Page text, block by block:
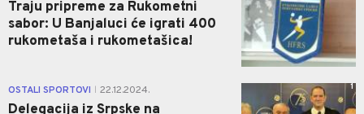
Traju pripreme za Rukometni
sabor: U Banjaluci će igrati 400
rukometaša i rukometašica!
OSTALI SPORTOVI 22.12.2024.
Delegacija iz Srpske na
1